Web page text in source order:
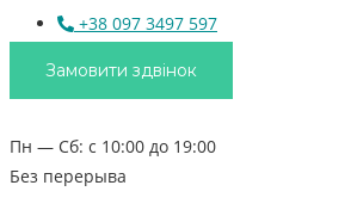
+38 097 3497 597
Замовити здвінок
Пн — Сб: с 10:00 до 19:00
Без перерыва